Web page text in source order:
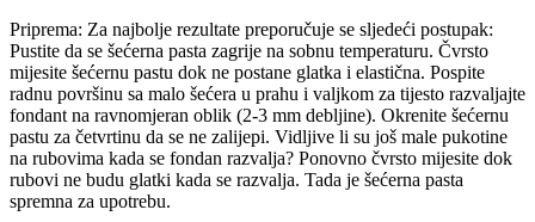
Priprema: Za najbolje rezultate preporučuje se sljedeći postupak:
Pustite da se šećerna pasta zagrije na sobnu temperaturu. Čvrsto
mijesite šećernu pastu dok ne postane glatka i elastična. Pospite
radnu površinu sa malo šećera u prahu i valjkom za tijesto razvaljajte
fondant na ravnomjeran oblik (2-3 mm debljine). Okrenite šećernu
pastu za četvrtinu da se ne zalijepi. Vidljive li su još male pukotine
na rubovima kada se fondan razvalja? Ponovno čvrsto mijesite dok
rubovi ne budu glatki kada se razvalja. Tada je šećerna pasta
spremna za upotrebu.